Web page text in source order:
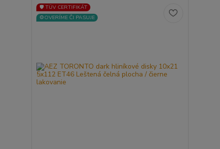
🛡️ TÜV CERTIFIKÁT
⚙️OVERÍME ČI PASUJE